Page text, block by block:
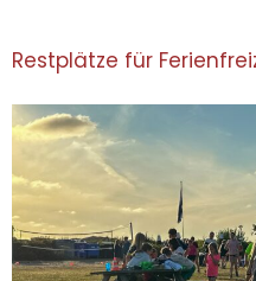
Restplätze für